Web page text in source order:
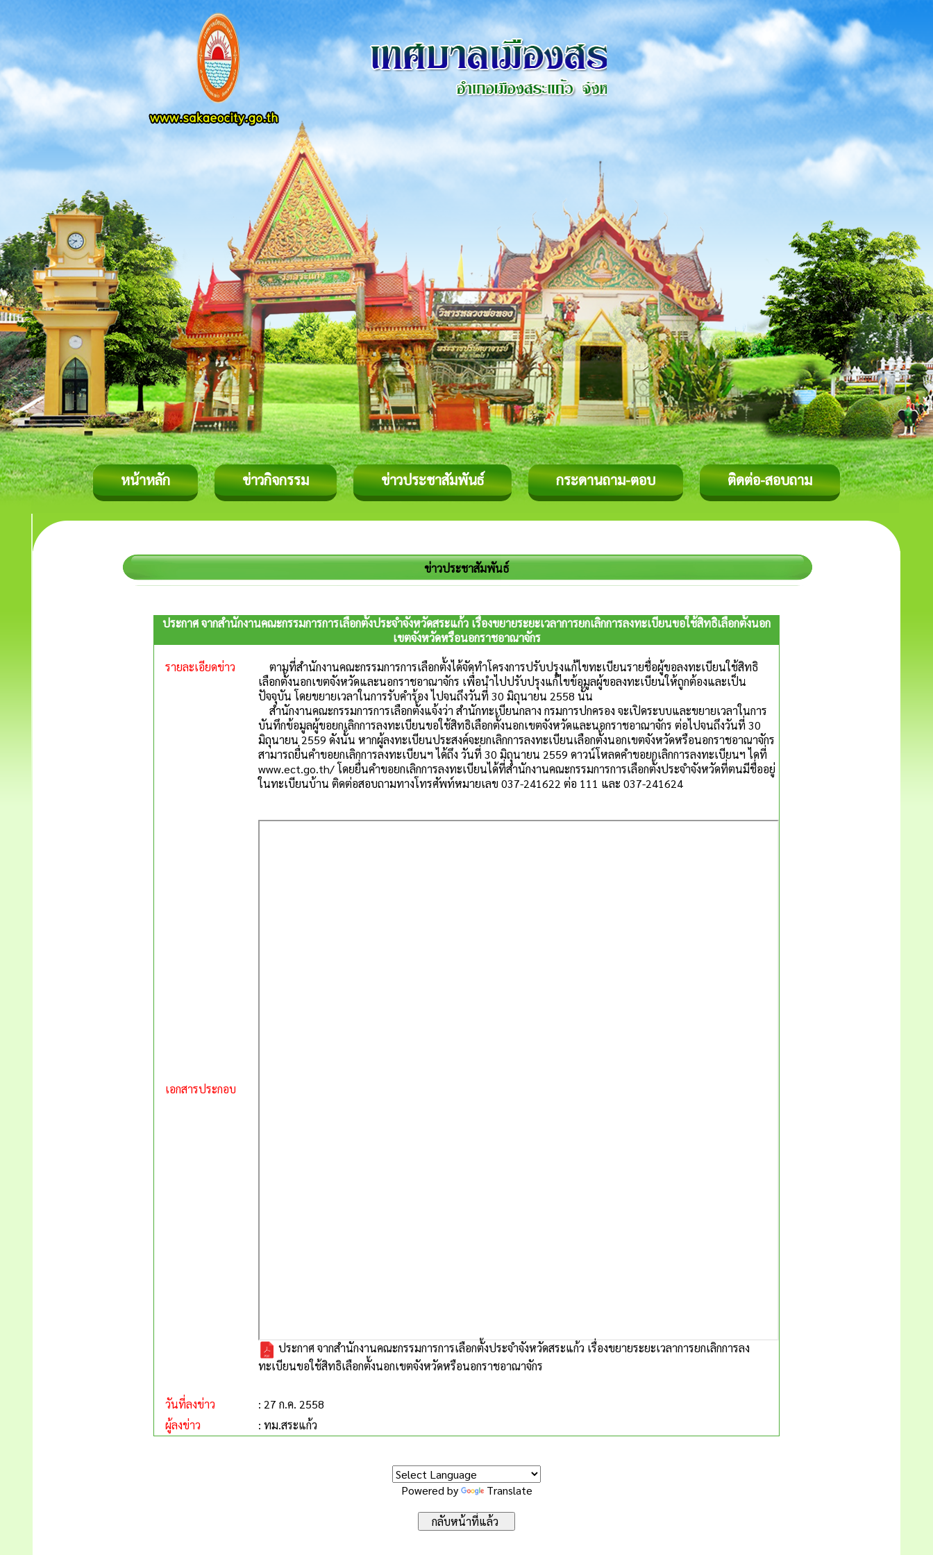
หน้าหลัก ข่าวกิจกรรม ข่าวประชาสัมพันธ์ กระดานถาม-ตอบ ติดต่อ-สอบถาม
ข่าวประชาสัมพันธ์
ประกาศ จากสำนักงานคณะกรรมการการเลือกตั้งประจำจังหวัดสระแก้ว เรื่องขยายระยะเวลาการยกเลิกการลงทะเบียนขอใช้สิทธิเลือกตั้งนอก
เขตจังหวัดหรือนอกราชอาณาจักร
รายละเอียดข่าว
ตามที่สำนักงานคณะกรรมการการเลือกตั้งได้จัดทำโครงการปรับปรุงแก้ไขทะเบียนรายชื่อผู้ขอลงทะเบียนใช้สิทธิ
เลือกตั้งนอกเขตจังหวัดและนอกราชอาณาจักร เพื่อนำไปปรับปรุงแก้ไขข้อมูลผู้ขอลงทะเบียนให้ถูกต้องและเป็น
ปัจจุบัน โดยขยายเวลาในการรับคำร้อง ไปจนถึงวันที่ 30 มิถุนายน 2558 นั้น
สำนักงานคณะกรรมการการเลือกตั้งแจ้งว่า สำนักทะเบียนกลาง กรมการปกครอง จะเปิดระบบและขยายเวลาในการ
บันทึกข้อมูลผู้ขอยกเลิกการลงทะเบียนขอใช้สิทธิเลือกตั้งนอกเขตจังหวัดและนอกราชอาณาจักร ต่อไปจนถึงวันที่ 30
มิถุนายน 2559 ดังนั้น หากผู้ลงทะเบียนประสงค์จะยกเลิกการลงทะเบียนเลือกตั้งนอกเขตจังหวัดหรือนอกราชอาณาจักร
สามารถยื่นคำขอยกเลิกการลงทะเบียนฯ ได้ถึง วันที่ 30 มิถุนายน 2559 ดาวน์โหลดคำขอยกเลิกการลงทะเบียนฯ ไดที่
www.ect.go.th/ โดยยื่นคำขอยกเลิกการลงทะเบียนได้ที่สำนักงานคณะกรรมการการเลือกตั้งประจำจังหวัดที่ตนมีชื่ออยู่
ในทะเบียนบ้าน ติดต่อสอบถามทางโทรศัพท์หมายเลข 037-241622 ต่อ 111 และ 037-241624
เอกสารประกอบ
ประกาศ จากสำนักงานคณะกรรมการการเลือกตั้งประจำจังหวัดสระแก้ว เรื่องขยายระยะเวลาการยกเลิกการลง
ทะเบียนขอใช้สิทธิเลือกตั้งนอกเขตจังหวัดหรือนอกราชอาณาจักร
วันที่ลงข่าว
: 27 ก.ค. 2558
ผู้ลงข่าว
: ทม.สระแก้ว
Powered by Translate